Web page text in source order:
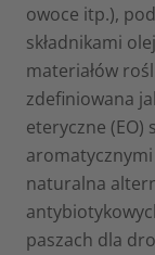
owoce itp.),
składnikami
materiałów
zdefiniowana
eteryczne (EO)
naturalna
paszach dla